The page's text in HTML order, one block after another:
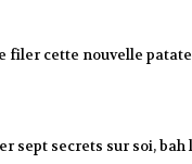
filer cette nouvelle
sept secrets sur soi,